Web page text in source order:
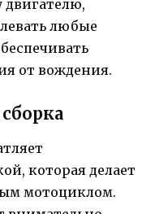
двигателю,
любые
от вождения.
которая делает
мотоциклом.